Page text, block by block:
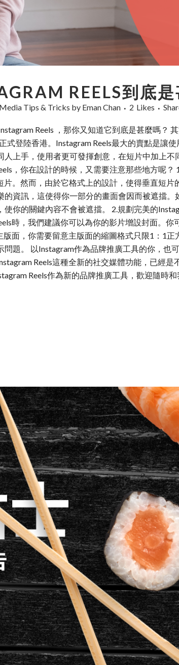
REELS到底是
Tips & Tricks by Eman Chan 2 Likes
Reels ，那你又知道它到底是甚麼嗎？
式登陸香港。Instagram Reels最大的賣點是讓
上手，使用者更可發揮創意，在短片中加上
，你在設計的時候，又需要注意那些地方呢？
片。然而，由於它格式上的設計，使得垂直短
資訊，這使得你一部分的畫面會因而被遮擋
你的關鍵內容不會被遮擋。 2.規劃完美的
時，我們建議你可以為你的影片增設封面。
面，你需要留意主版面的縮圖格式只限1：1
題。 以Instagram作為品牌推廣工具的你，也
Reels這種全新的社交媒體功能，已經
Reels作為新的品牌推廣工具，歡迎隨時